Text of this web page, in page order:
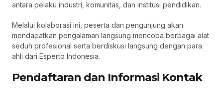
antara pelaku industri, komunitas, dan institusi pendidikan.
Melalui kolaborasi ini, peserta dan pengunjung akan
mendapatkan pengalaman langsung mencoba berbagai alat
seduh profesional serta berdiskusi langsung dengan para
ahli dari Esperto Indonesia.
Pendaftaran dan Informasi Kontak